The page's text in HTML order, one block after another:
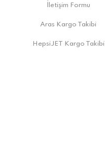
İletişim Formu
Aras Kargo Takibi
HepsiJET Kargo Takibi